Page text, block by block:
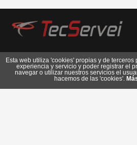
Esta web utiliza 'cookies' propias y de
experiencia y servicio y poder registrar el
navegar o utilizar nuestros servicios el
hacemos de las 'cookies'.